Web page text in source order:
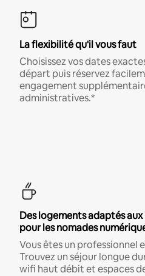
La flexibilité qu'il vous faut
Choisissez vos dates
départ puis réservez
engagement
administratives.*
Des logements adaptés
pour les nomades
Vous êtes un professionnel
Trouvez un séjour longue
wifi haut débit et espaces